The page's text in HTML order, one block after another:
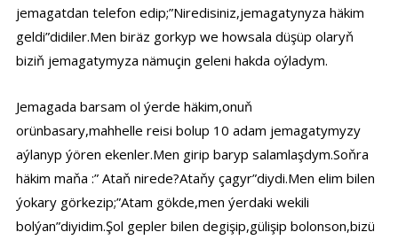
jemagatdan telefon edip;”Niredisiniz,jemagatynyza häkim
geldi”didiler.Men biräz gorkyp we howsala düşüp olaryň
biziň jemagatymyza nämuçin geleni hakda oýladym.
Jemagada barsam ol ýerde häkim,onuň
orünbasary,mahhelle reisi bolup 10 adam jemagatymyzy
aýlanyp ýören ekenler.Men girip baryp salamlaşdym.Soňra
häkim maňa :” Ataň nirede?Ataňy çagyr”diydi.Men elim bilen
ýokary görkezip;”Atam gökde,men ýerdaki wekili
bolýan”diyidim.Şol gepler bilen degişip,gülişip bolonson,bizü